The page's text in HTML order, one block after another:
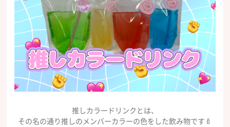
推しカラードリンクとは、
その名の通り推しのメンバーカラーの色をした飲み物です🍼